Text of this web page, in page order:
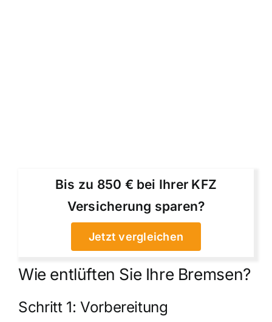
Bis zu 850 € bei Ihrer KFZ
Versicherung sparen?
Jetzt vergleichen
Wie entlüften Sie Ihre Bremsen?
Schritt 1: Vorbereitung